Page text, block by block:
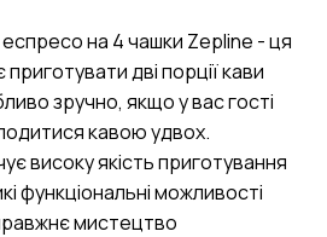
на 4 чашки Zepline - ця
дві порції кави
зручно, якщо у вас гості
кавою удвох.
високу якість приготування
функціональні можливості
мистецтво